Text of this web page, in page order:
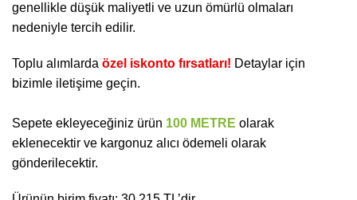
genellikle düşük maliyetli ve uzun ömürlü olmaları
nedeniyle tercih edilir.
Toplu alımlarda özel iskonto fırsatları! Detaylar için
bizimle iletişime geçin.
Sepete ekleyeceğiniz ürün 100 METRE olarak
eklenecektir ve kargonuz alıcı ödemeli olarak
gönderilecektir.